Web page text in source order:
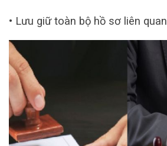
• Lưu giữ toàn bộ hồ sơ liên quan